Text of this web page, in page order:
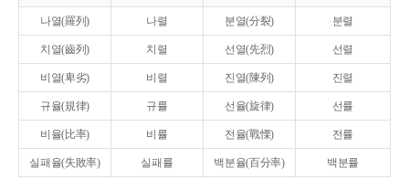
나열(羅列) 나렬 분열(分裂) 분렬
치열(齒列) 치렬 선열(先烈) 선렬
비열(卑劣) 비렬 진열(陳列) 진렬
규율(規律) 규률 선율(旋律) 선률
비율(比率) 비률 전율(戰慄) 전률
실패율(失敗率) 실패률 백분율(百分率) 백분률